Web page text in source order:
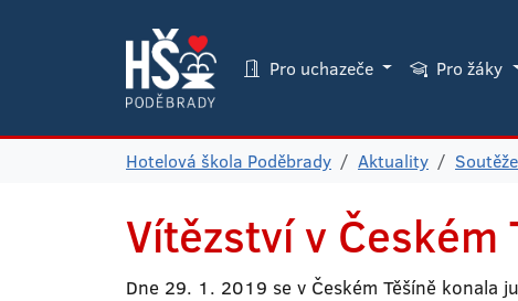
Pro uchazeče Pro žáky
Hotelová škola Poděbrady Aktuality Soutěže
Vítězství v Českém
Dne 29. 1. 2019 se v Českém Těšíně konala